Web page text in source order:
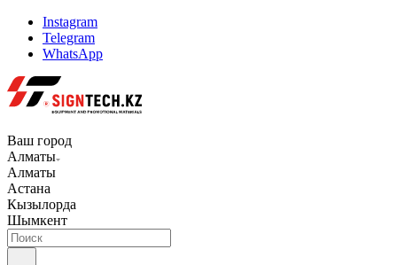
Instagram
Telegram
WhatsApp
Ваш город
Алматы
Алматы
Астана
Кызылорда
Шымкент